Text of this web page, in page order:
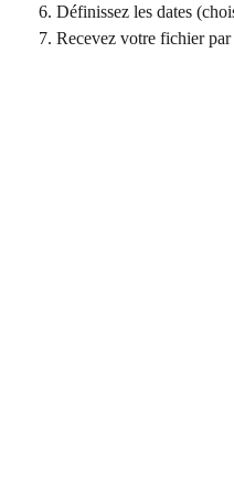
Définissez les dates
Recevez votre fichier par